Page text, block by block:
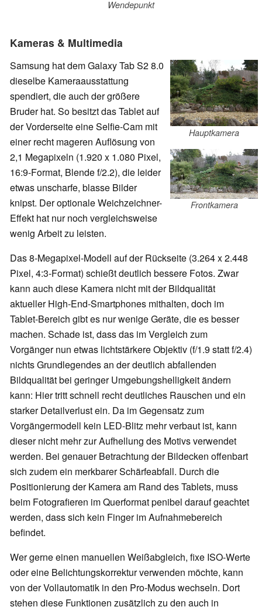
Wendepunkt
Kameras & Multimedia
Hauptkamera
Frontkamera
Samsung hat dem Galaxy Tab S2 8.0
dieselbe Kameraausstattung
spendiert, die auch der größere
Bruder hat. So besitzt das Tablet auf
der Vorderseite eine Selfie-Cam mit
einer recht mageren Auflösung von
2,1 Megapixeln (1.920 x 1.080 Pixel,
16:9-Format, Blende f/2.2), die leider
etwas unscharfe, blasse Bilder
knipst. Der optionale Weichzeichner-
Effekt hat nur noch vergleichsweise
wenig Arbeit zu leisten.
Das 8-Megapixel-Modell auf der Rückseite (3.264 x 2.448
Pixel, 4:3-Format) schießt deutlich bessere Fotos. Zwar
kann auch diese Kamera nicht mit der Bildqualität
aktueller High-End-Smartphones mithalten, doch im
Tablet-Bereich gibt es nur wenige Geräte, die es besser
machen. Schade ist, dass das im Vergleich zum
Vorgänger nun etwas lichtstärkere Objektiv (f/1.9 statt f/2.4)
nichts Grundlegendes an der deutlich abfallenden
Bildqualität bei geringer Umgebungshelligkeit ändern
kann: Hier tritt schnell recht deutliches Rauschen und ein
starker Detailverlust ein. Da im Gegensatz zum
Vorgängermodell kein LED-Blitz mehr verbaut ist, kann
dieser nicht mehr zur Aufhellung des Motivs verwendet
werden. Bei genauer Betrachtung der Bildecken offenbart
sich zudem ein merkbarer Schärfeabfall. Durch die
Positionierung der Kamera am Rand des Tablets, muss
beim Fotografieren im Querformat penibel darauf geachtet
werden, dass sich kein Finger im Aufnahmebereich
befindet.
Wer gerne einen manuellen Weißabgleich, fixe ISO-Werte
oder eine Belichtungskorrektur verwenden möchte, kann
von der Vollautomatik in den Pro-Modus wechseln. Dort
stehen diese Funktionen zusätzlich zu den auch in